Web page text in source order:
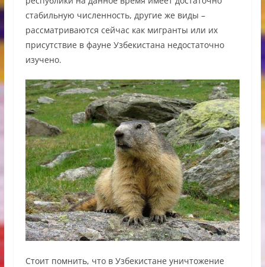
стабильную численность, другие же виды –
рассматриваются сейчас как мигранты или их
присутствие в фауне Узбекистана недостаточно
изучено.
Стоит помнить, что в Узбекистане уничтожение